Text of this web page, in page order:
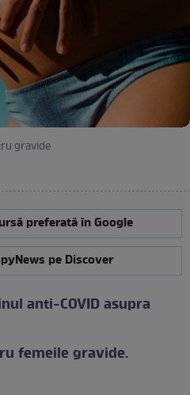
gravide
preferată în Google
pe Discover
anti-COVID asupra
femeile gravide.